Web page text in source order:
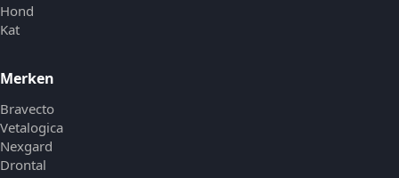
Hond
Kat
Merken
Bravecto
Vetalogica
Nexgard
Drontal